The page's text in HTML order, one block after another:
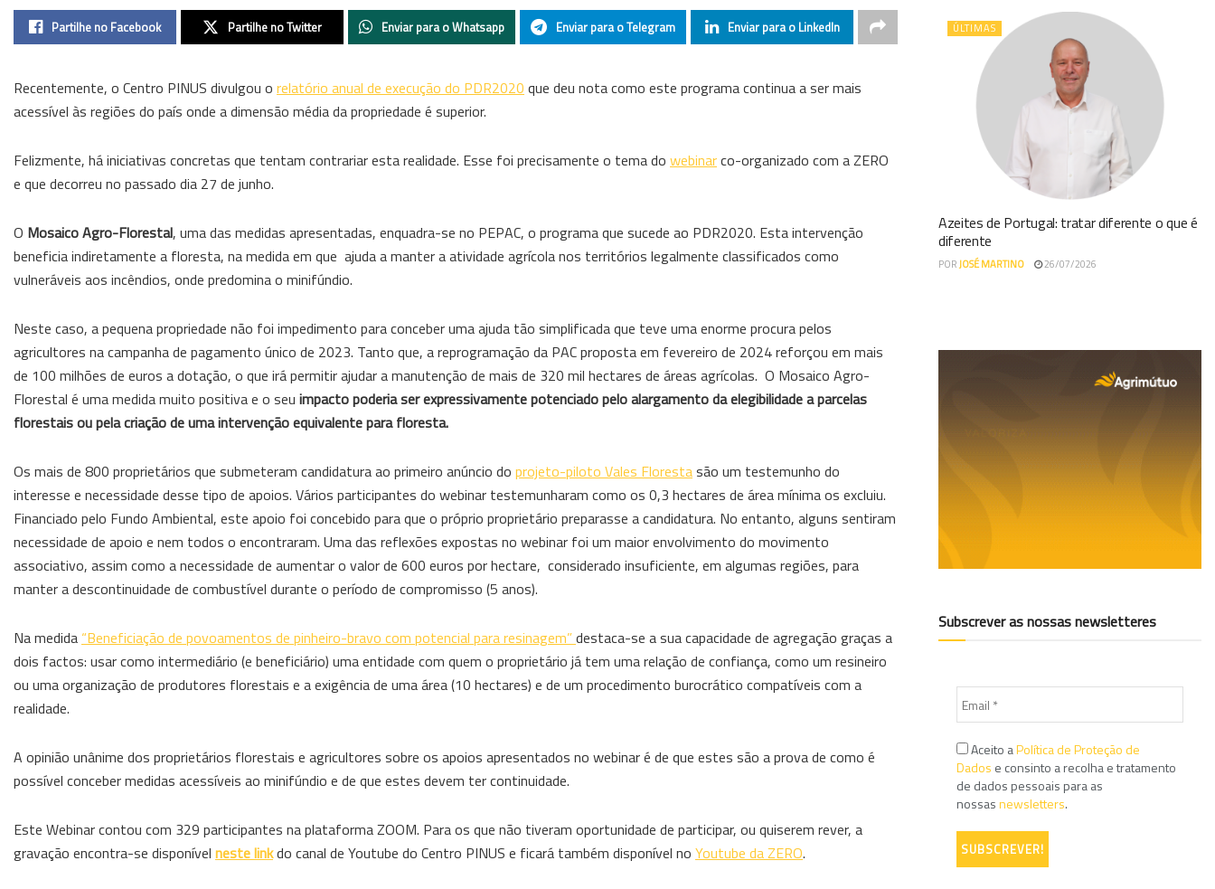
Partilhe no Facebook Partilhe no Twitter Enviar para o Whatsapp Enviar para o Telegram Enviar para o LinkedIn
Recentemente, o Centro PINUS divulgou o relatório anual de execução do PDR2020 que deu nota como este programa continua a ser mais
acessível às regiões do país onde a dimensão média da propriedade é superior.
Felizmente, há iniciativas concretas que tentam contrariar esta realidade. Esse foi precisamente o tema do webinarco-organizado com a ZERO
e que decorreu no passado dia 27 de junho.
O Mosaico Agro-Florestal, uma das medidas apresentadas, enquadra-se no PEPAC, o programa que sucede ao PDR2020. Esta intervenção
beneficia indiretamente a floresta, na medida em que ajuda a manter a atividade agrícola nos territórios legalmente classificados como
vulneráveis aos incêndios, onde predomina o minifúndio.
Neste caso, a pequena propriedade não foi impedimento para conceber uma ajuda tão simplificada que teve uma enorme procura pelos
agricultores na campanha de pagamento único de 2023. Tanto que, a reprogramação da PAC proposta em fevereiro de 2024 reforçou em mais
de 100 milhões de euros a dotação, o que irá permitir ajudar a manutenção de mais de 320 mil hectares de áreas agrícolas. O Mosaico Agro-
Florestal é uma medida muito positiva e o seu impacto poderia ser expressivamente potenciado pelo alargamento da elegibilidade a parcelas
florestais ou pela criação de uma intervenção equivalente para floresta.
Os mais de 800 proprietários que submeteram candidatura ao primeiro anúncio do projeto-piloto Vales Florestasão um testemunho do
interesse e necessidade desse tipo de apoios. Vários participantes do webinar testemunharam como os 0,3 hectares de área mínima os excluiu.
Financiado pelo Fundo Ambiental, este apoio foi concebido para que o próprio proprietário preparasse a candidatura. No entanto, alguns sentiram
necessidade de apoio e nem todos o encontraram. Uma das reflexões expostas no webinar foi um maior envolvimento do movimento
associativo, assim como a necessidade de aumentar o valor de 600 euros por hectare, considerado insuficiente, em algumas regiões, para
manter a descontinuidade de combustível durante o período de compromisso (5 anos).
Na medida “Beneficiação de povoamentos de pinheiro-bravo com potencial para resinagem”destaca-se a sua capacidade de agregação graças a
dois factos: usar como intermediário (e beneficiário) uma entidade com quem o proprietário já tem uma relação de confiança, como um resineiro
ou uma organização de produtores florestais e a exigência de uma área (10 hectares) e de um procedimento burocrático compatíveis com a
realidade.
A opinião unânime dos proprietários florestais e agricultores sobre os apoios apresentados no webinar é de que estes são a prova de como é
possível conceber medidas acessíveis ao minifúndio e de que estes devem ter continuidade.
Este Webinar contou com 329 participantes na plataforma ZOOM. Para os que não tiveram oportunidade de participar, ou quiserem rever, a
gravação encontra-se disponível neste linkdo canal de Youtube do Centro PINUS e ficará também disponível no Youtube da ZERO.
ÚLTIMAS
Azeites de Portugal: tratar diferente o que é
diferente
PORJOSÉ MARTINO 26/07/2026
Subscrever as nossas newsletteres
Aceito aPolítica de Proteção de
Dados e consinto a recolha e tratamento
de dados pessoais para as
nossasnewsletters.